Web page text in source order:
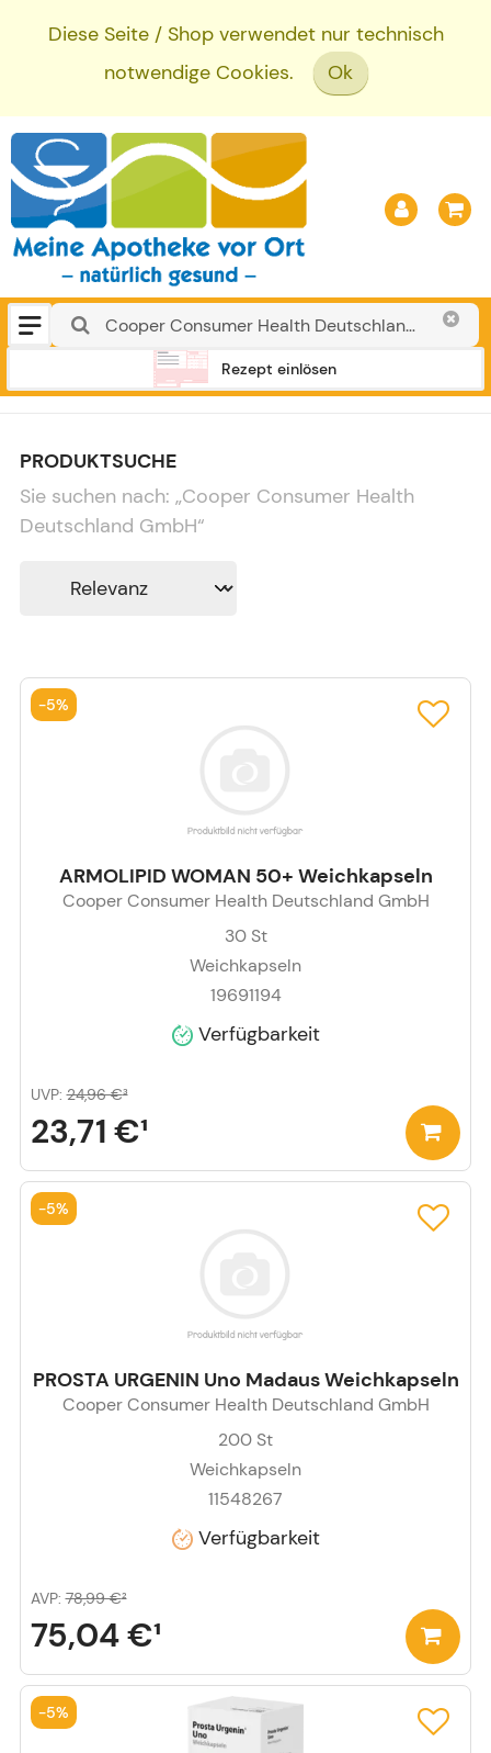
Diese Seite / Shop verwendet nur technisch
notwendige Cookies.
Ok
Rezept einlösen
PRODUKTSUCHE
Sie suchen nach: „Cooper Consumer Health
Deutschland GmbH“
ARMOLIPID WOMAN 50+ Weichkapseln
Cooper Consumer Health Deutschland GmbH
30St
Weichkapseln
19691194
Verfügbarkeit
23,71 €¹
UVP: 24,96 €³
-5%
PROSTA URGENIN Uno Madaus Weichkapseln
Cooper Consumer Health Deutschland GmbH
200 St
Weichkapseln
11548267
Verfügbarkeit
75,04 €¹
AVP: 78,99 €²
-5%
-5%